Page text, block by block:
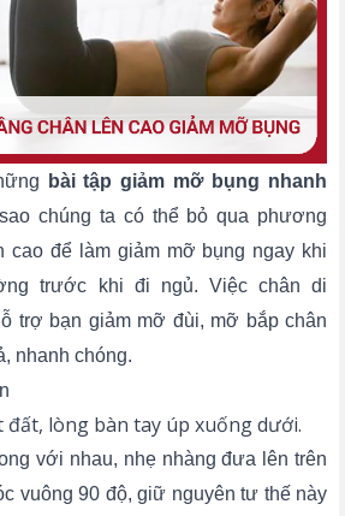
bài tập giảm mỡ bụng nhanh
chúng ta có thể bỏ qua phương
cao để làm giảm mỡ bụng ngay khi
trước khi đi ngủ. Việc chân di
trợ bạn giảm mỡ đùi, mỡ bắp chân
nhanh chóng.
lòng bàn tay úp xuống dưới.
với nhau, nhẹ nhàng đưa lên trên
vuông 90 độ, giữ nguyên tư thế này